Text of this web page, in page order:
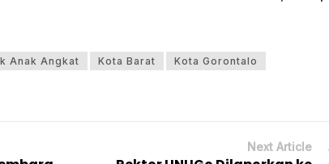
Anak Angkat Kota Barat
Kota Gorontalo
Next Article